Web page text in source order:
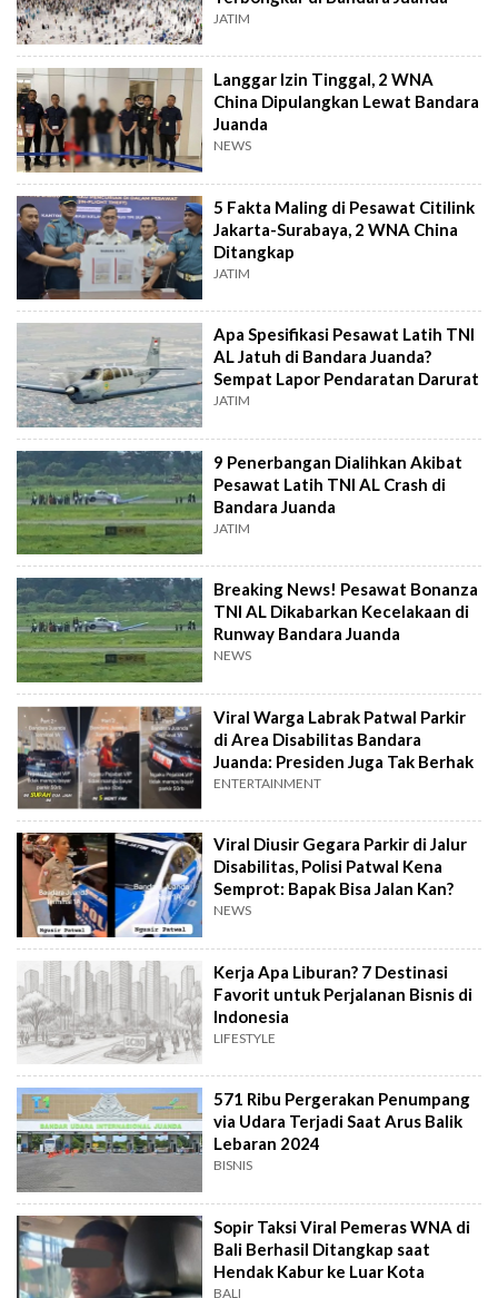
JATIM
Langgar Izin Tinggal, 2 WNA
China Dipulangkan Lewat Bandara
Juanda
NEWS
5 Fakta Maling di Pesawat Citilink
Jakarta-Surabaya, 2 WNA China
Ditangkap
JATIM
Apa Spesifikasi Pesawat Latih TNI
AL Jatuh di Bandara Juanda?
Sempat Lapor Pendaratan Darurat
JATIM
9 Penerbangan Dialihkan Akibat
Pesawat Latih TNI AL Crash di
Bandara Juanda
JATIM
Breaking News! Pesawat Bonanza
TNI AL Dikabarkan Kecelakaan di
Runway Bandara Juanda
NEWS
Viral Warga Labrak Patwal Parkir
di Area Disabilitas Bandara
Juanda: Presiden Juga Tak Berhak
ENTERTAINMENT
Viral Diusir Gegara Parkir di Jalur
Disabilitas, Polisi Patwal Kena
Semprot: Bapak Bisa Jalan Kan?
NEWS
Kerja Apa Liburan? 7 Destinasi
Favorit untuk Perjalanan Bisnis di
Indonesia
LIFESTYLE
571 Ribu Pergerakan Penumpang
via Udara Terjadi Saat Arus Balik
Lebaran 2024
BISNIS
Sopir Taksi Viral Pemeras WNA di
Bali Berhasil Ditangkap saat
Hendak Kabur ke Luar Kota
BALI